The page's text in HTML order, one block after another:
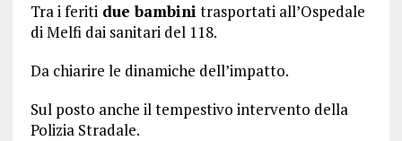
Tra i feritidue bambini trasportati all’Ospedale
di Melfi dai sanitari del 118.
Da chiarire le dinamiche dell’impatto.
Sul posto anche il tempestivo intervento della
Polizia Stradale.